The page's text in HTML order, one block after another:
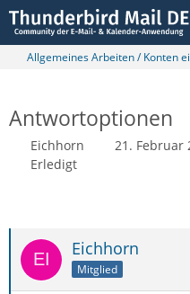
Allgemeines Arbeiten / Konten
Antwortoptionen
Eichhorn 21. Februar
Erledigt
Eichhorn
Mitglied